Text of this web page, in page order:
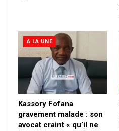
A LA UNE
Kassory Fofana
gravement malade : son
avocat craint « qu’il ne